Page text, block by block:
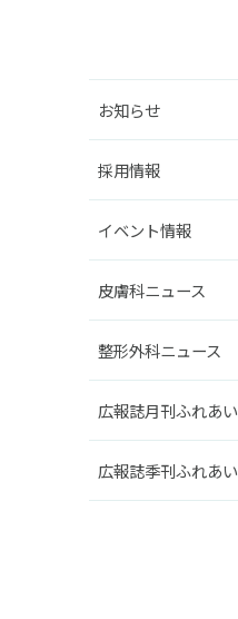
お知らせ
採用情報
イベント情報
皮膚科ニュース
整形外科ニュース
広報誌月刊ふれあい
広報誌季刊ふれあい